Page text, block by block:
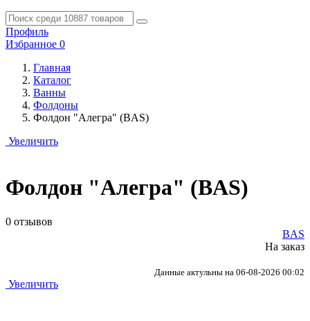
Профиль
Избранное 0
Главная
Каталог
Ванны
Фолдоны
Фолдон "Алегра" (BAS)
Увеличить
Фолдон "Алегра" (BAS)
0 отзывов
BAS
На заказ
Данные актульны на 06-08-2026 00:02
Увеличить